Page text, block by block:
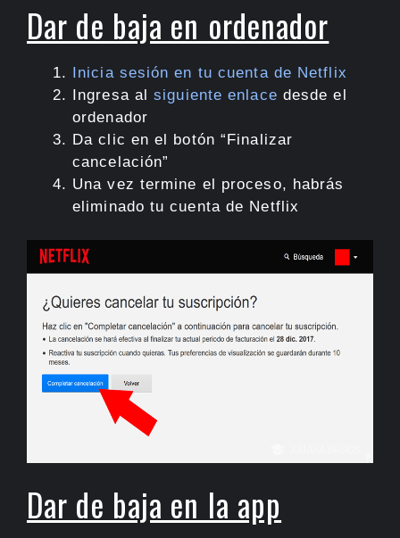
Dar de baja en ordenador
Inicia sesión en tu cuenta de Netflix
Ingresa alsiguiente enlace desde el
ordenador
Da clic en el botón “Finalizar
cancelación”
Una vez termine el proceso, habrás
eliminado tu cuenta de Netflix
Dar de baja en la app